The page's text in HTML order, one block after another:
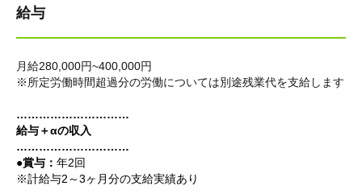
給与
月給280,000円~400,000円
※所定労働時間超過分の労働については別途残業代を支給します
…………………………
給与＋αの収入
…………………………
●賞与： 年2回
※計給与2～3ヶ月分の支給実績あり